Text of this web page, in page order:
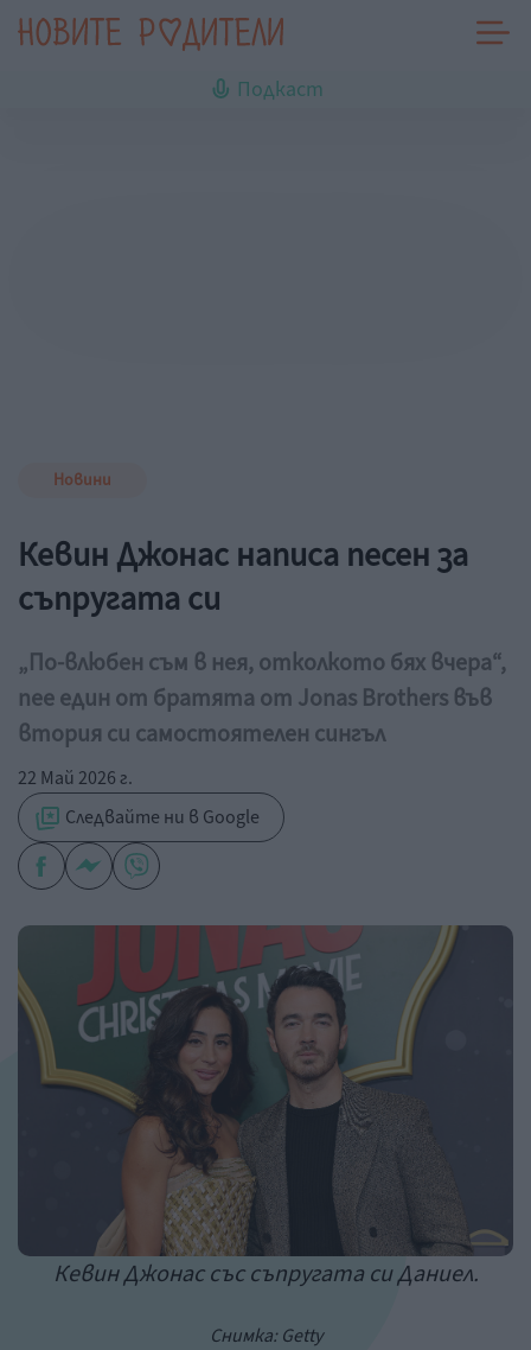
Подкаст
Новини
Кевин Джонас написа песен за
съпругата си
„По-влюбен съм в нея, отколкото бях вчера“,
пее един от братята от Jonas Brothers във
втория си самостоятелен сингъл
22 Май 2026 г.
Следвайте ни в Google
Кевин Джонас със съпругата си Даниел.
Снимка: Getty